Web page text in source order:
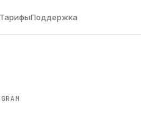
ТарифыПоддержка